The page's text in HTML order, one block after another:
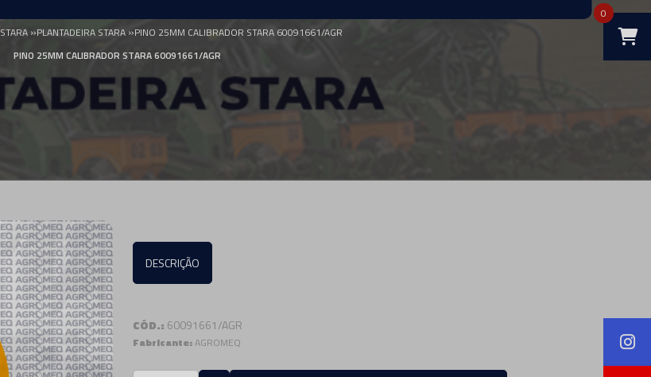
0
STARA »PLANTADEIRA STARA »PINO 25MM CALIBRADOR STARA 60091661/AGR
PINO 25MM CALIBRADOR STARA 60091661/AGR
DESCRIÇÃO
CÓD.: 60091661/AGR
Fabricante:AGROMEQ